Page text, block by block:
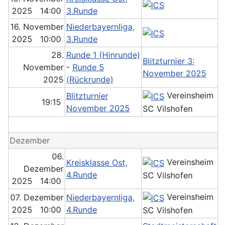
2025 14:00 3.Runde
16. November
2025 10:00
Niederbayernliga,
3.Runde
28.
November
2025
Runde 1 (Hinrunde)
- Runde 5
(Rückrunde)
Blitzturnier 3:
November 2025
19:15
Blitzturnier
November 2025
Vereinsheim
SC Vilshofen
Dezember
06.
Dezember
2025 14:00
Kreisklasse Ost,
4.Runde
Vereinsheim
SC Vilshofen
07. Dezember
2025 10:00
Niederbayernliga,
4.Runde
Vereinsheim
SC Vilshofen